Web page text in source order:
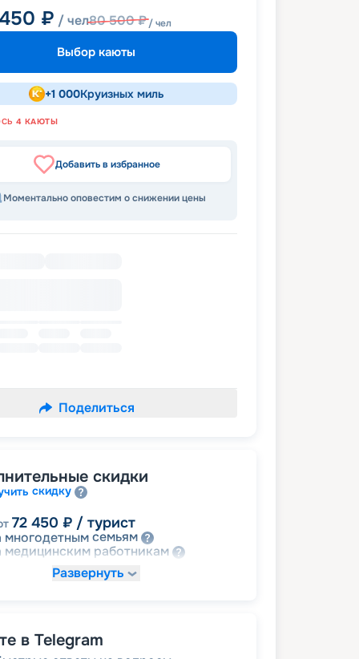
₽ / чел80 500₽/ чел
Выбор каюты
+1 000Круизных миль
4 КАЮТЫ
Добавить в избранное
Моментально оповестим о снижении цены
Поделиться
скидки
скидку
72 450 ₽ / турист
многодетнымсемьям
медицинским работникам
Развернуть
в Telegram